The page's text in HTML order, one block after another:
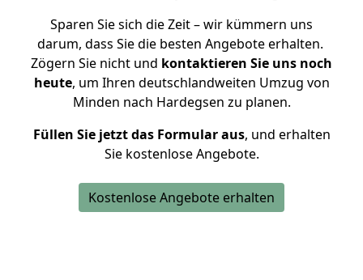
Sparen Sie sich die Zeit – wir kümmern uns
darum, dass Sie die besten Angebote erhalten.
Zögern Sie nicht und kontaktieren Sie uns noch
heute, um Ihren deutschlandweiten Umzug von
Minden nach Hardegsen zu planen.
Füllen Sie jetzt das Formular aus, und erhalten
Sie kostenlose Angebote.
Kostenlose Angebote erhalten